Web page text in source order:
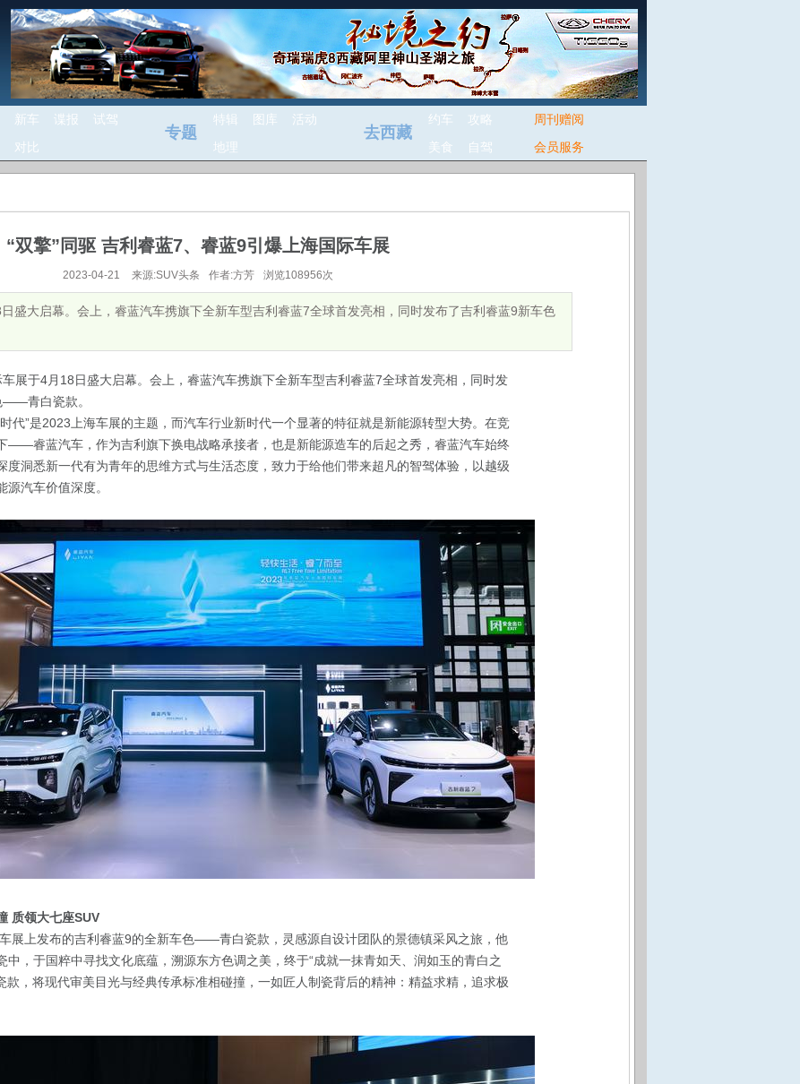
新车 谍报
试驾
对比
专题
特辑 图库
活动
地理
去西藏
约车
攻略
美食
自驾
周刊赠阅
会员服务
“双擎”同驱 吉利睿蓝7、睿蓝9引爆上海国际车展
2023-04-21 来源:SUV头条 作者:方芳 浏览108956次
盛大启幕。会上，睿蓝汽车携旗下全新车型吉利睿蓝7全球首发亮相，同时发布了吉利睿蓝9新车色
展于4月 18日盛大启幕。会上，睿蓝汽车携旗下全新车型吉利睿蓝7全球首发亮相，同时发
——青白瓷款。
代”是2023上海车展的主题，而汽车行业新时代一个显著的特征就是新能源转型大势。在竞
——睿蓝汽车，作为吉利旗下换电战略承接者，也是新能源造车的后起之秀，睿蓝汽车始终
度洞悉新一代有为青年的思维方式与生活态度，致力于给他们带来超凡的智驾体验，以越级
源汽车价值深度。
质领大七座SUV
展上发布的吉利睿蓝9的全新车色——青白瓷款，灵感源自设计团队的景德镇采风之旅，他
中，于国粹中寻找文化底蕴，溯源东方色调之美，终于“成就一抹青如天、润如玉的青白之
款，将现代审美目光与经典传承标准相碰撞，一如匠人制瓷背后的精神：精益求精，追求极